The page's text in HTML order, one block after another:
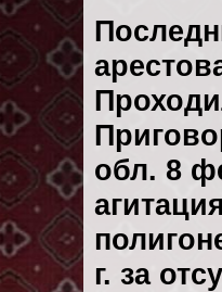
обл. 8
г. за